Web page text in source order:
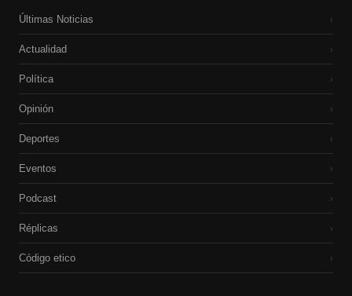
Últimas Noticias ›
Actualidad ›
Política ›
Opinión ›
Deportes ›
Eventos ›
Podcast ›
Réplicas ›
Código etico ›